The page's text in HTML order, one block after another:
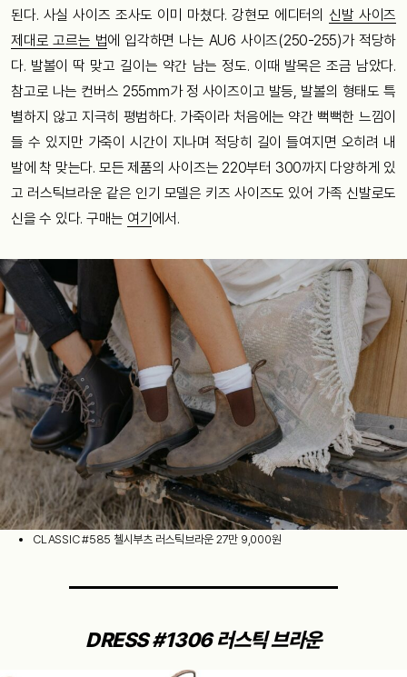
된다. 사실 사이즈 조사도 이미 마쳤다. 강현모 에디터의 신발 사이즈
제대로 고르는 법에 입각하면 나는 AU6 사이즈(250-255)가 적당하
다. 발볼이 딱 맞고 길이는 약간 남는 정도. 이때 발목은 조금 남았다.
참고로 나는 컨버스 255mm가 정 사이즈이고 발등, 발볼의 형태도 특
별하지 않고 지극히 평범하다. 가죽이라 처음에는 약간 뻑뻑한 느낌이
들 수 있지만 가죽이 시간이 지나며 적당히 길이 들여지면 오히려 내
발에 착 맞는다. 모든 제품의 사이즈는 220부터 300까지 다양하게 있
고 러스틱브라운 같은 인기 모델은 키즈 사이즈도 있어 가족 신발로도
신을 수 있다. 구매는 여기에서.
CLASSIC #585 첼시부츠 러스틱브라운 27만 9,000원
DRESS #1306 러스틱 브라운